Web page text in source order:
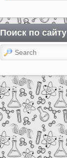
Поиск по сайту
Search